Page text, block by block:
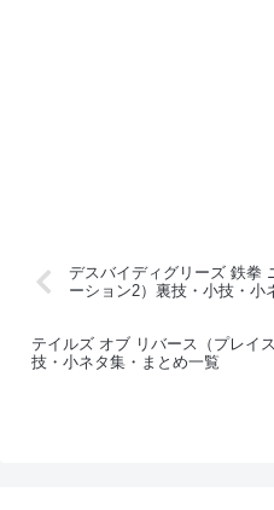
デスバイディグリーズ 鉄拳
ーション2）裏技・小技・小
テイルズ オブ リバース（プレイ
技・小ネタ集・まとめ一覧